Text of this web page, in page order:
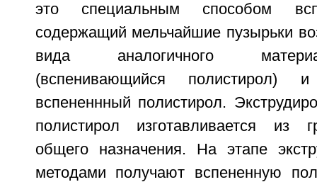
это специальным способом
содержащий мельчайшие пузырьки
вида аналогичного
(вспенивающийся полистирол) и
вспененнный полистирол.
полистирол изготавливается из
общего назначения. На этапе
методами получают вспененную